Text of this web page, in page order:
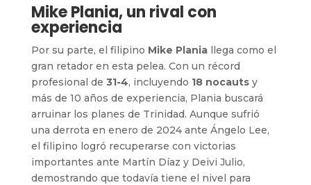
Mike Plania, un rival con
experiencia
Por su parte, el filipino Mike Planiallega como el
gran retador en esta pelea. Con un récord
profesional de 31-4, incluyendo 18 nocautsy
más de 10 años de experiencia, Plania buscará
arruinar los planes de Trinidad. Aunque sufrió
una derrota en enero de 2024 ante Ángelo Lee,
el filipino logró recuperarse con victorias
importantes ante Martín Díaz y Deivi Julio,
demostrando que todavía tiene el nivel para